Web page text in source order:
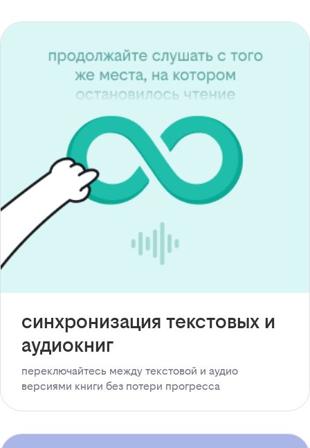
синхронизация текстовых и
аудиокниг
переключайтесь между текстовой и аудио
версиями книги без потери прогресса